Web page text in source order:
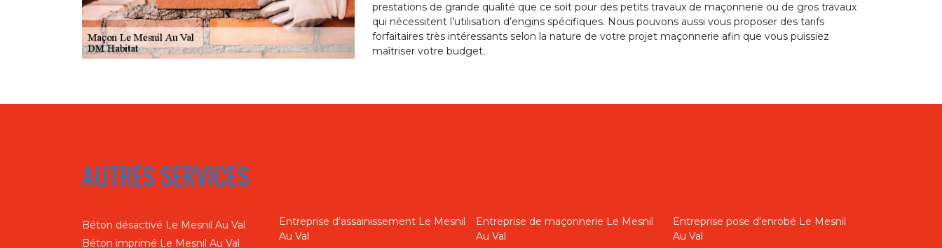
prestations de grande qualité que ce soit pour des petits travaux de maçonnerie ou de gros travaux
qui nécessitent l’utilisation d’engins spécifiques. Nous pouvons aussi vous proposer des tarifs
forfaitaires très intéressants selon la nature de votre projet maçonnerie afin que vous puissiez
maîtriser votre budget.
AUTRES SERVICES
Béton désactivé Le Mesnil Au Val
Béton imprimé Le Mesnil Au Val
Entreprise d'assainissement Le Mesnil
Au Val
Entreprise de maçonnerie Le Mesnil
Au Val
Entreprise pose d'enrobé Le Mesnil
Au Val